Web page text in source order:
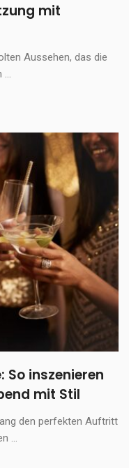
mit
Aussehen, das die
So inszenieren
mit Stil
den perfekten Auftritt
...